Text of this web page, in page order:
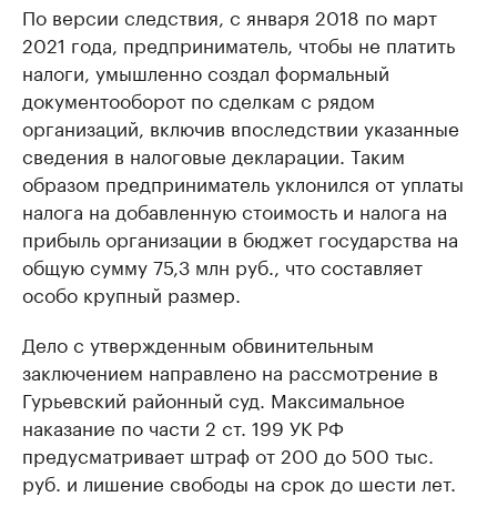
По версии следствия, с января 2018 по март
2021 года, предприниматель, чтобы не платить
налоги, умышленно создал формальный
документооборот по сделкам с рядом
организаций, включив впоследствии указанные
сведения в налоговые декларации. Таким
образом предприниматель уклонился от уплаты
налога на добавленную стоимость и налога на
прибыль организации в бюджет государства на
общую сумму 75,3 млн руб., что составляет
особо крупный размер.
Дело с утвержденным обвинительным
заключением направлено на рассмотрение в
Гурьевский районный суд. Максимальное
наказание по части 2 ст. 199 УК РФ
предусматривает штраф от 200 до 500 тыс.
руб. и лишение свободы на срок до шести лет.